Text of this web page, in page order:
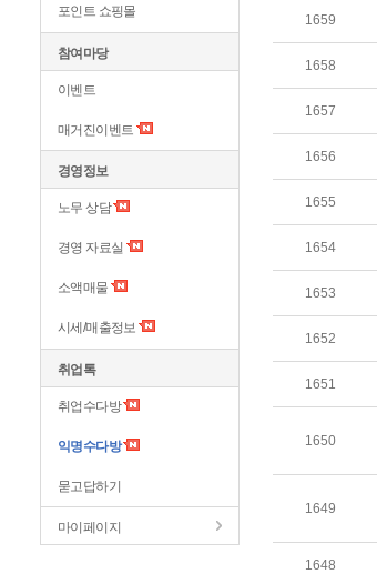
포인트 쇼핑몰
참여마당
이벤트
매거진이벤트
경영정보
노무 상담
경영 자료실
소액매물
시세/매출정보
취업톡
취업수다방
익명수다방
묻고답하기
마이페이지
1659
1658
1657
1656
1655
1654
1653
1652
1651
1650
1649
1648